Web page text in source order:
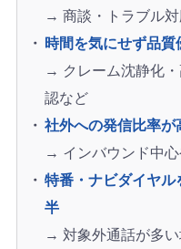
→ 商談・トラブル
時間を気にせず品質
→ クレーム沈静化
認など
社外への発信比率が
→ インバウンド中
特番・ナビダイヤル
半
→ 対象外通話が多